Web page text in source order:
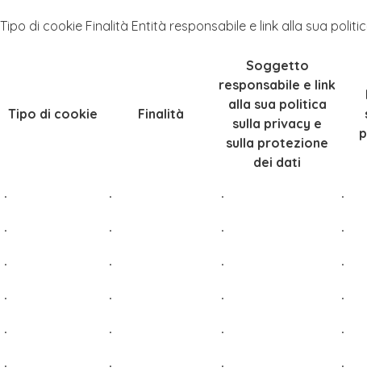
Tipo di cookie Finalità Entità responsabile e link alla sua
Tipo di cookie Finalità
Soggetto
responsabile e link
alla sua politica
sulla privacy e
sulla protezione
dei dati
· · · ·
· · · ·
· · · ·
· · · ·
· · · ·
· · · ·